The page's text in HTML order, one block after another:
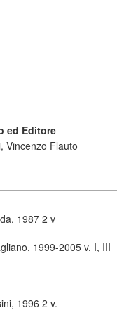
ed Editore
Vincenzo Flauto
1987 2 v
1999-2005 v. I, III
1996 2 v.